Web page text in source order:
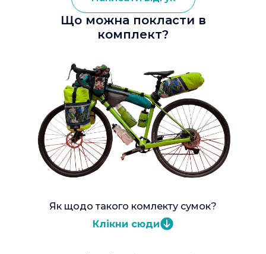
Що можна покласти в
комплект?
Як щодо такого комлекту сумок?
Клікни сюди